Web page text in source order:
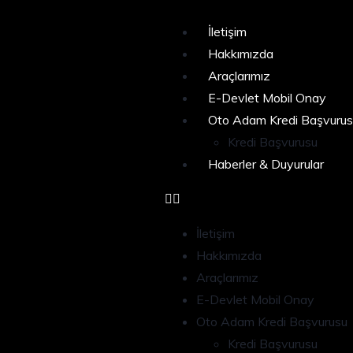
İletişim
Hakkımızda
Araçlarımız
E-Devlet Mobil Onay
Oto Adam Kredi
Kredi Başvurusu
Haberler & Duyurular
İletişim
Hakkımızda
Araçlarımız
E-Devlet Mobil Onay
Oto Adam Kredi Başvurusu
Kredi Başvurusu